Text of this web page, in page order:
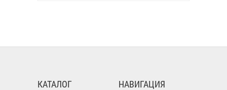
КАТАЛОГ НАВИГАЦИЯ